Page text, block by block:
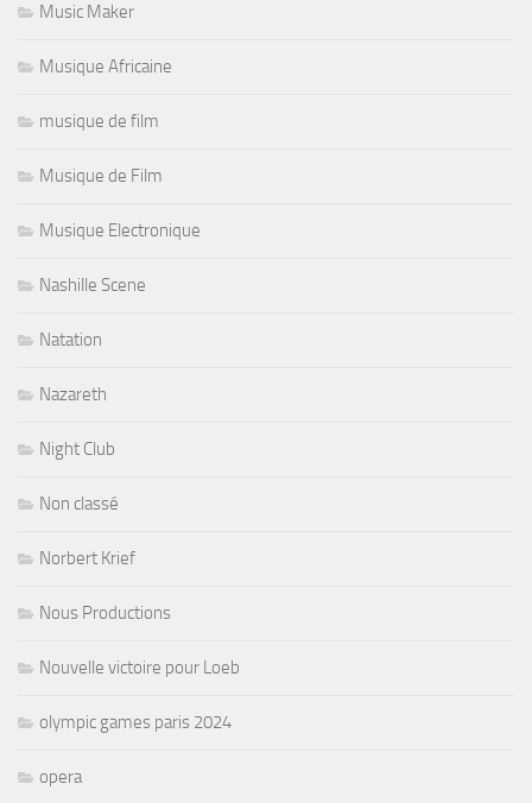
Music Maker
Musique Africaine
musique de film
Musique de Film
Musique Electronique
Nashille Scene
Natation
Nazareth
Night Club
Non classé
Norbert Krief
Nous Productions
Nouvelle victoire pour Loeb
olympic games paris 2024
opera